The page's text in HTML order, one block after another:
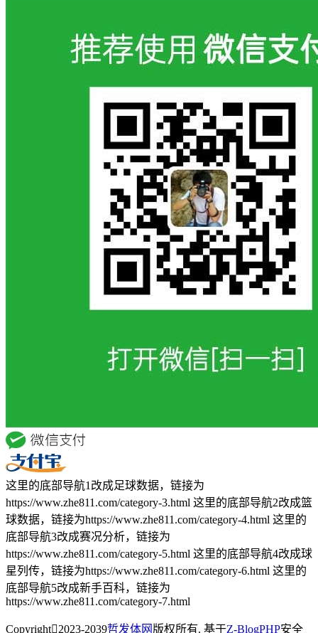
这里的底部导航1改成足球数据，链接为
https://www.zhe811.com/category-3.html 这里的底部导航2改成篮
球数据，链接为https://www.zhe811.com/category-4.html 这里的
底部导航3改成赛况分析，链接为
https://www.zhe811.com/category-5.html 这里的底部导航4改成球
星列传，链接为https://www.zhe811.com/category-6.html 这里的
底部导航5改成新手百科，链接为
https://www.zhe811.com/category-7.html
Copyright 2023-2039哲发体网 版权所有. 基于Z-BlogPHP安全